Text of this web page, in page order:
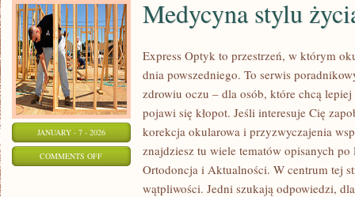
JANUARY - 7 - 2026
COMMENTS OFFON
MEDYCYNA
Medycyna stylu
Express Optyk to przestrzeń, w którym
dnia powszedniego. To serwis
zdrowiu oczu – dla osób, które chcą
pojawi się kłopot. Jeśli interesuje Cię
korekcja okularowa i przyzwyczajenia
znajdziesz tu wiele tematów opisanych
Ortodoncja i Aktualności. W centrum tej
wątpliwości. Jedni szukają odpowiedzi,